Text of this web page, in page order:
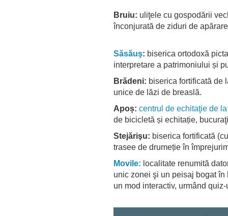
Bruiu: uliţele cu gospodării
înconjurată de ziduri de
Săsăuş: biserica ortodoxă
interpretare a patrimoniului și
Brădeni: biserica fortificată de
unice de lăzi de breaslă.
Apoș: centrul de echitaţie de
de bicicletă și echitație,
Stejărişu: biserica fortificată
trasee de drumeție în
Movile: localitate renumită
unic zonei şi un peisaj bogat
un mod interactiv, urmând